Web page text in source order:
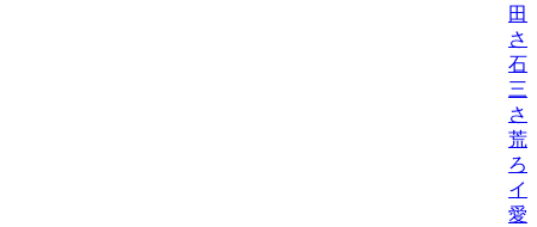
田
さ
石
三
さ
荒
ろ
イ
愛